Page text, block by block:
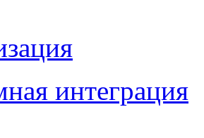
интеграция